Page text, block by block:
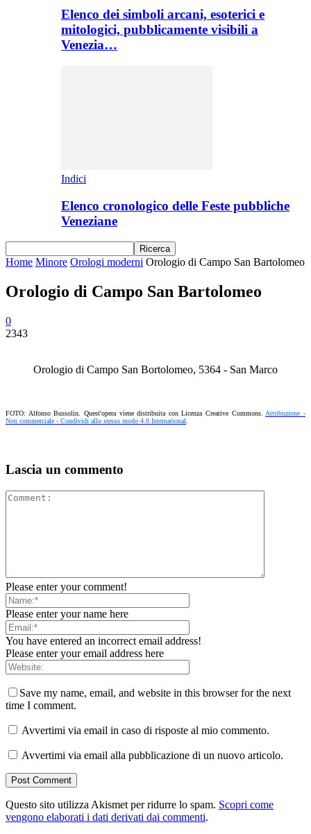
Elenco dei simboli arcani, esoterici e
mitologici, pubblicamente visibili a
Venezia…
Indici
Elenco cronologico delle Feste pubbliche
Veneziane
Home Minore Orologi moderni Orologio di Campo San Bartolomeo
Orologio di Campo San Bartolomeo
0
2343
Orologio di Campo San Bortolomeo, 5364 - San Marco
FOTO: Alfonso Bussolin. Quest'opera viene distribuita con Licenza Creative Commons.Attribuzione -
Non commerciale - Condividi allo stesso modo 4.0 International.
Lascia un commento
Please enter your comment!
Please enter your name here
You have entered an incorrect email address!
Please enter your email address here
Save my name, email, and website in this browser for the next
time I comment.
Avvertimi via email in caso di risposte al mio commento.
Avvertimi via email alla pubblicazione di un nuovo articolo.
Questo sito utilizza Akismet per ridurre lo spam. Scopri come
vengono elaborati i dati derivati dai commenti.